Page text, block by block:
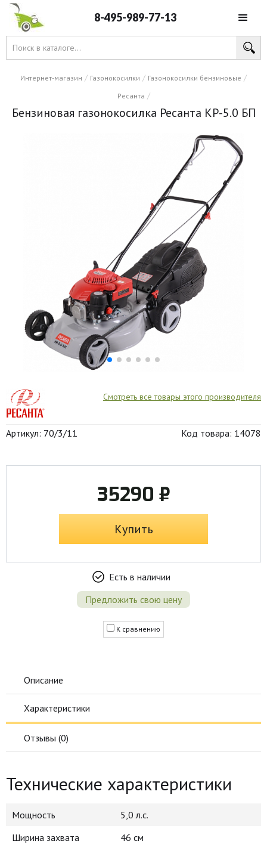
8-495-989-77-13
Интернет-магазин / Газонокосилки / Газонокосилки бензиновые /
Ресанта /
Бензиновая газонокосилка Ресанта КР-5.0 БП
Смотреть все товары этого производителя
Артикул: 70/3/11 Код товара: 14078
35290 ₽
Купить
Есть в наличии
Предложить свою цену
К сравнению
Описание
Характеристики
Отзывы (0)
Технические характеристики
Мощность
5,0 л.с.
Ширина захвата
46 см